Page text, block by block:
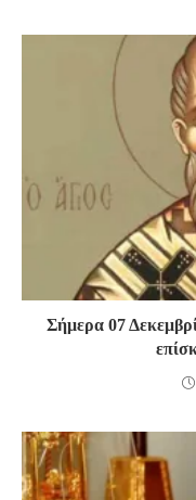
Σήμερα 07